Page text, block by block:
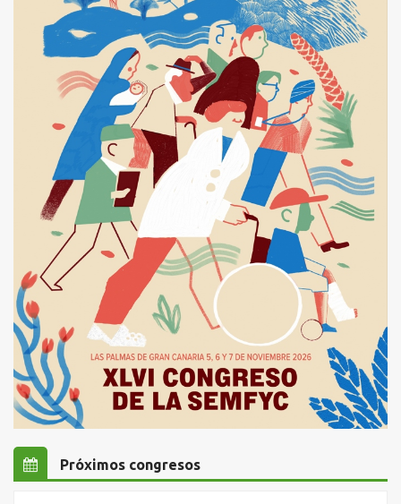
Próximos congresos